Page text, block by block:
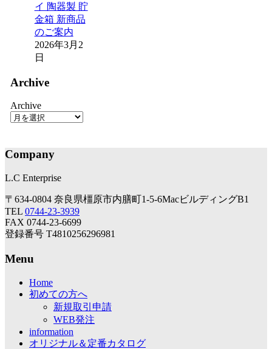
イ 陶器製 貯
金箱 新商品
のご案内
2026年3月2
日
Archive
Archive
Company
L.C Enterprise
〒634-0804 奈良県橿原市内膳町1-5-6MacビルディングB1
TEL 0744-23-3939
FAX 0744-23-6699
登録番号 T4810256296981
Menu
Home
初めての方へ
新規取引申請
WEB発注
information
オリジナル＆定番カタログ